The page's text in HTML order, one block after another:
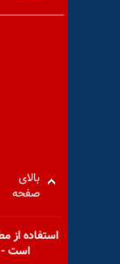
بالای
صفحه
استفاده از